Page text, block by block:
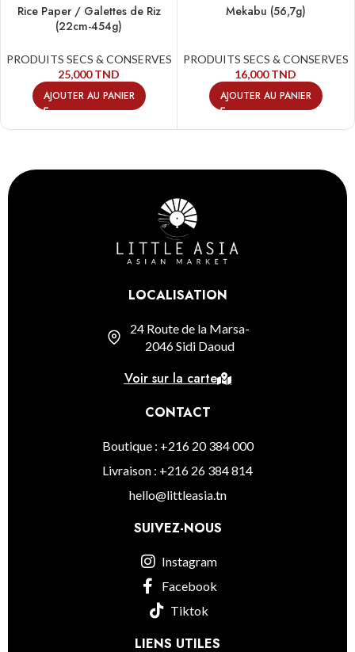
Rice Paper / Galettes de Riz
(22cm-454g)
PRODUITS SECS & CONSERVES
25,000TND
AJOUTER AU PANIER
Mekabu (56,7g)
PRODUITS SECS & CONSERVES
16,000TND
AJOUTER AU PANIER
LOCALISATION
24 Route de la Marsa-
2046 Sidi Daoud
Voir sur la carte
CONTACT
Boutique : +216 20 384 000
Livraison : +216 26 384 814
hello@littleasia.tn
SUIVEZ-NOUS
Instagram
Facebook
Tiktok
LIENS UTILES